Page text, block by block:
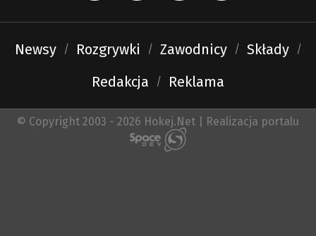
Newsy Rozgrywki Zawodnicy
Składy
Redakcja
Reklama
© Copyright 2003 - 2026 Hokej.Net | Realizacja portalu